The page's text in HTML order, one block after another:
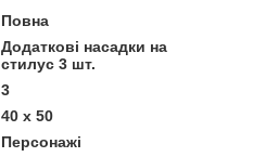
Повна
Додаткові насадки на
стилус 3 шт.
3
40 х 50
Персонажі